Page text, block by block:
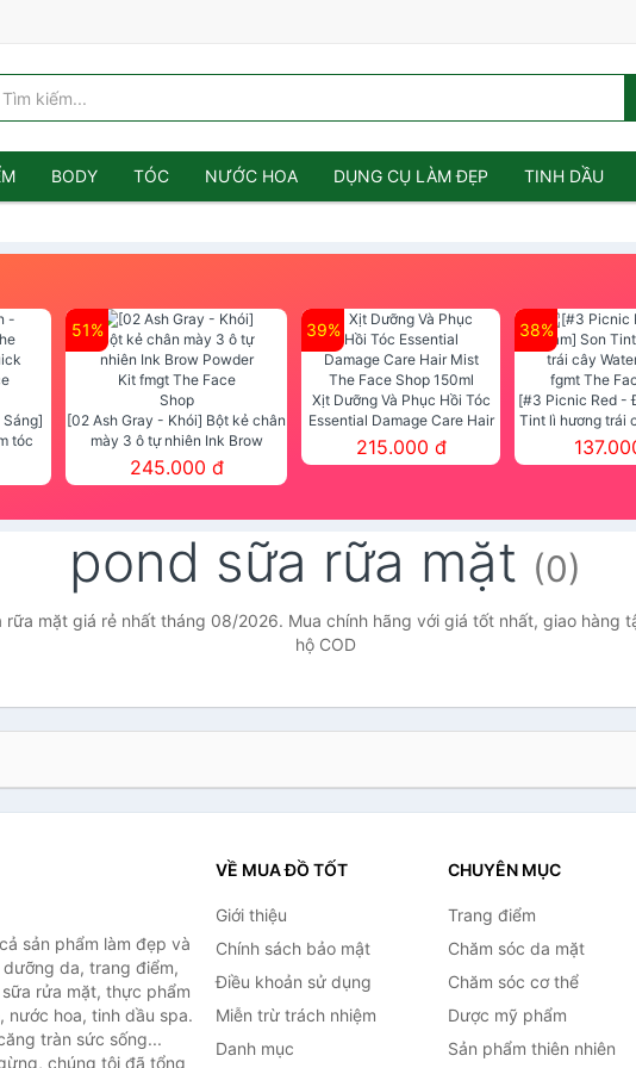
BODY TÓC NƯỚC HOA DỤNG CỤ LÀM ĐẸP TINH DẦU
tóc
Shop
51%
[02 Ash Gray - Khói] Bột kẻ chân
mày 3 ô tự nhiên Ink Brow
Powder Kit fmgt The Face Shop
245.000 đ
39%
Xịt Dưỡng Và Phục Hồi Tóc
Essential Damage Care Hair
Mist The Face Shop 150ml
215.000 đ
38%
[#3 Picnic Red -
Tint lì hương trái
Tint fgmt The
pond sữa rữa mặt (0)
rữa mặt giá rẻ nhất tháng 08/2026. Mua chính hãng với giá tốt nhất, giao hàng
hộ COD
sản phẩm làm đẹp và
da, trang điểm,
rửa mặt, thực phẩm
nước hoa, tinh dầu spa.
tràn sức sống...
chúng tôi đã tổng
VỀ MUA ĐỒ TỐT
Giới thiệu
Chính sách bảo mật
Điều khoản sử dụng
Miễn trừ trách nhiệm
Danh mục
CHUYÊN MỤC
Trang điểm
Chăm sóc da mặt
Chăm sóc cơ thể
Dược mỹ phẩm
Sản phẩm thiên nhiên